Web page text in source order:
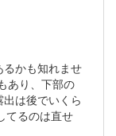
るかも知れませ
あり、下部の
は後でいくら
てるのは直せ